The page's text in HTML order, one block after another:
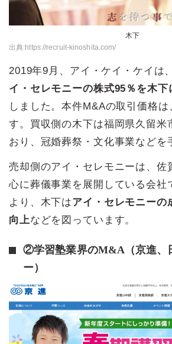
木下
出典:https://recruit-kinoshita.com/
2019年9月、アイ・ケイ・ケイは
イ・セレモニーの株式95％を木下
しました。本件M&Aの取引価格
す。買収側の木下は福岡県久留米
おり、冠婚葬祭・文化事業などを
売却側のアイ・セレモニーは、佐
心に葬儀事業を展開している会社
より、木下はアイ・セレモニーの
向上などを図っています。
②学習塾業界のM&A（京進、
ー）